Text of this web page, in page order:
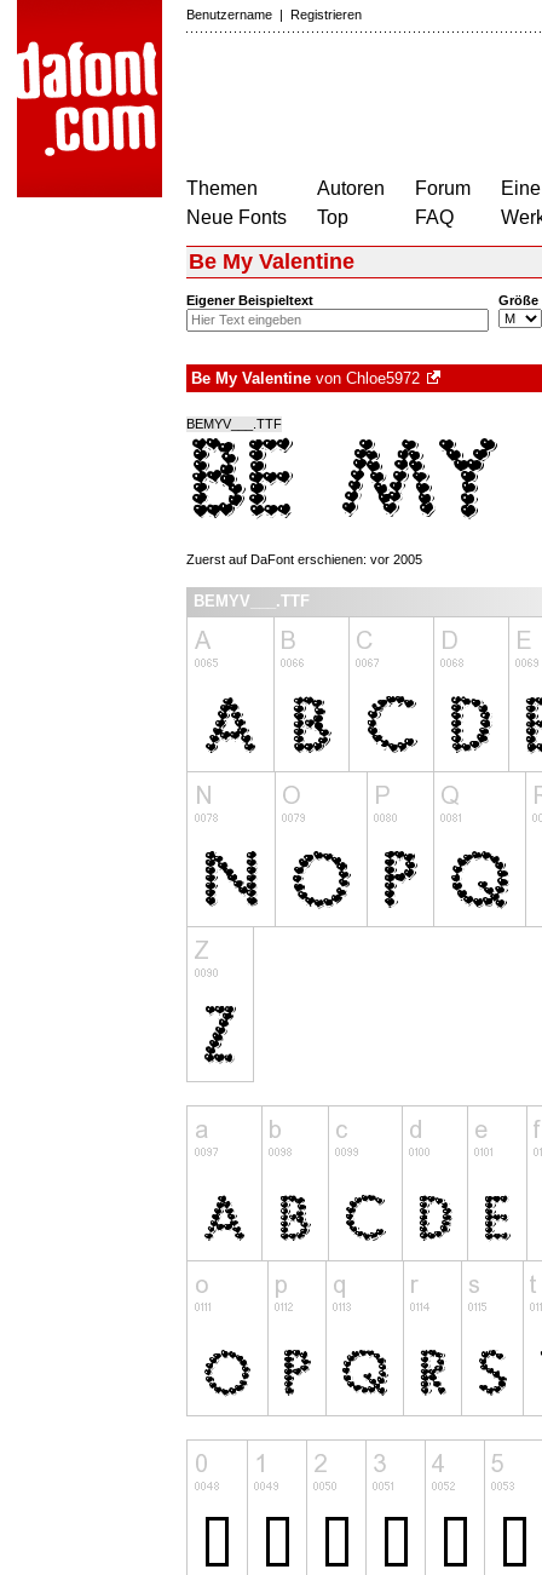
Benutzername | Registrieren
Themen
Neue Fonts
Autoren
Top
Forum
FAQ
Be My Valentine
Eigener Beispieltext Größe
Be My Valentine von Chloe5972
BEMYV___.TTF
Zuerst auf DaFont erschienen: vor 2005
BEMYV___.TTF